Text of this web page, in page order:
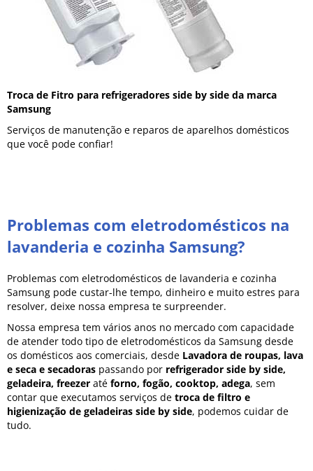
Troca de Fitro para refrigeradores side by side da marca
Samsung
Serviços de manutenção e reparos de aparelhos domésticos
que você pode confiar!
Problemas com eletrodomésticos na
lavanderia e cozinha Samsung?
Problemas com eletrodomésticos de lavanderia e cozinha
Samsung pode custar-lhe tempo, dinheiro e muito estres para
resolver, deixe nossa empresa te surpreender.
Nossa empresa tem vários anos no mercado com capacidade
de atender todo tipo de eletrodomésticos da Samsung desde
os domésticos aos comerciais, desde Lavadora de roupas, lava
e seca e secadoras passando por refrigerador side by side,
geladeira, freezer até forno, fogão, cooktop, adega, sem
contar que executamos serviços de troca de filtro e
higienização de geladeiras side by side, podemos cuidar de
tudo.